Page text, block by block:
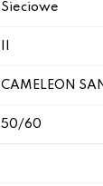
Sieciowe
CAMELEON
50/60